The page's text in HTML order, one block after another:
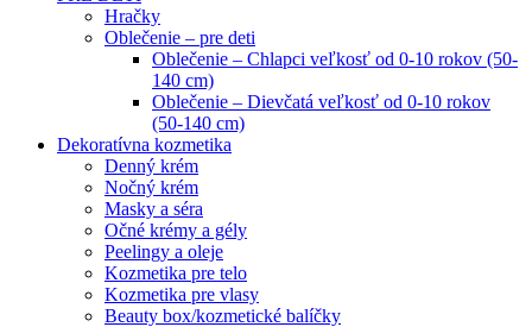
Hračky
Oblečenie – pre deti
Oblečenie – Chlapci veľkosť od 0-10 rokov (50-
140 cm)
Oblečenie – Dievčatá veľkosť od 0-10 rokov
(50-140 cm)
Dekoratívna kozmetika
Denný krém
Nočný krém
Masky a séra
Očné krémy a gély
Peelingy a oleje
Kozmetika pre telo
Kozmetika pre vlasy
Beauty box/kozmetické balíčky